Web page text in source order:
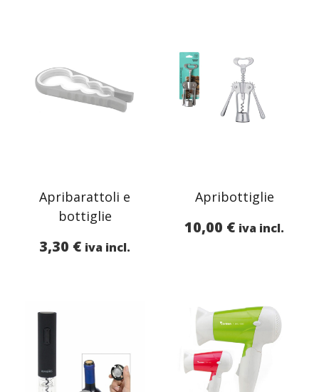
Apribarattoli e
bottiglie
3,30 € iva incl.
Apribottiglie
10,00 € iva incl.